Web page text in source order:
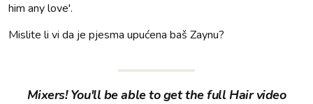
him any love'.
Mislite li vi da je pjesma upućena baš Zaynu?
Mixers! You'll be able to get the full Hair video